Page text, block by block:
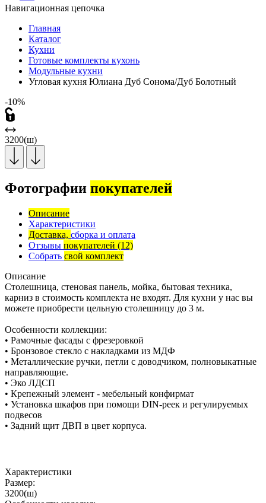
Навигационная цепочка
Главная
Каталог
Кухни
Готовые комплекты кухонь
Модульные кухни
Угловая кухня Юлиана Дуб Сонома/Дуб Болотный
-10%
3200(ш)
Фотографии покупателей
Описание
Характеристики
Доставка, сборка и оплата
Отзывы покупателей (12)
Собрать свой комплект
Описание
Столешница, стеновая панель, мойка, бытовая техника,
карниз в стоимость комплекта не входят. Для кухни у нас вы
можете приобрести цельную столешницу до 3 м.
Особенности коллекции:
• Рамочные фасады с фрезеровкой
• Бронзовое стекло с накладками из МДФ
• Металлические ручки, петли с доводчиком, полновыкатные
направляющие.
• Эко ЛДСП
• Крепежный элемент - мебельный конфирмат
• Установка шкафов при помощи DIN-реек и регулируемых
подвесов
• Задний щит ДВП в цвет корпуса.
Характеристики
Размер:
3200(ш)